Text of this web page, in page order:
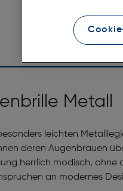
Metall
leichten
deren Augenbrauen
herrlich modisch,
an modernes